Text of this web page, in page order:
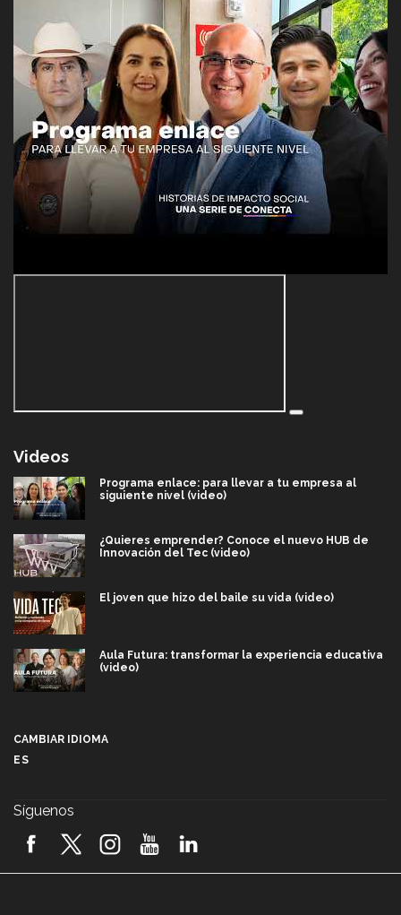
Videos
Programa enlace: para llevar a tu empresa al
siguiente nivel (video)
¿Quieres emprender? Conoce el nuevo HUB de
Innovación del Tec (video)
El joven que hizo del baile su vida (video)
Aula Futura: transformar la experiencia educativa
(video)
2026! (video)
CAMBIAR IDIOMA
ES
Síguenos